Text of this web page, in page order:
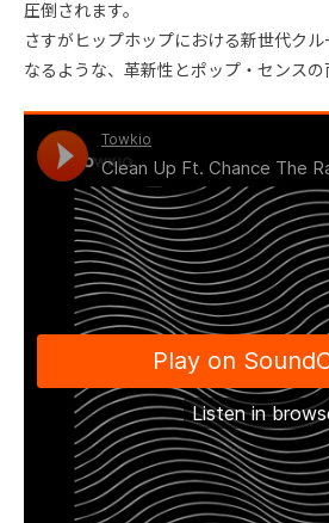
圧倒されます。
さすがヒップホップにおける新世代ク
なるような、革新性とポップ・センスの